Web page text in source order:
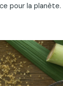
pour la planète.